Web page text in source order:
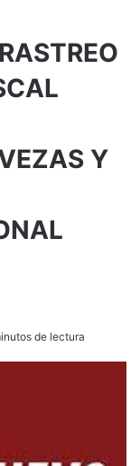
Y
de lectura